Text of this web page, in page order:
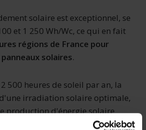
solaire est exceptionnel, se
et 1 250 Wh/Wc, ce qui en fait
régions de France pour
solaires.
500 heures de soleil par an, la
irradiation solaire optimale,
production d'énergie solaire
méditerranéen assure un